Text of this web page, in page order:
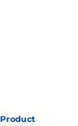
Product